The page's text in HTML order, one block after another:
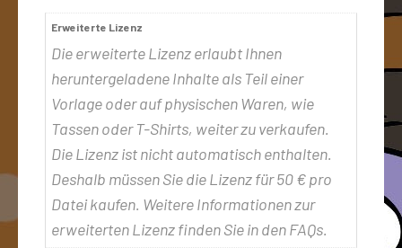
Erweiterte Lizenz
Die erweiterte Lizenz erlaubt Ihnen
heruntergeladene Inhalte als Teil einer
Vorlage oder auf physischen Waren, wie
Tassen oder T-Shirts, weiter zu verkaufen.
Die Lizenz ist nicht automatisch enthalten.
Deshalb müssen Sie die Lizenz für 50 € pro
Datei kaufen. Weitere Informationen zur
erweiterten Lizenz finden Sie in den FAQs.